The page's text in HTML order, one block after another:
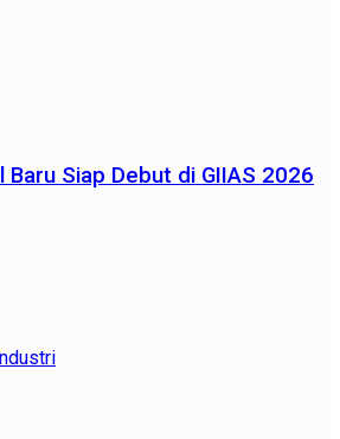
Baru Siap Debut di GIIAS 2026